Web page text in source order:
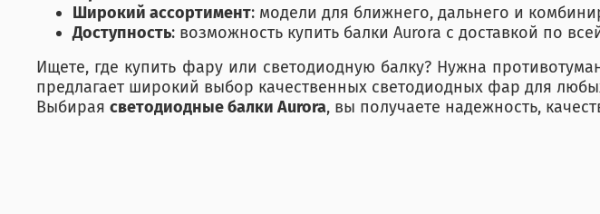
Широкий ассортимент: модели для ближнего, дальнего и
Доступность: возможность купить балки Aurora с доставкой по
Ищете, где купить фару или светодиодную балку? Нужна
предлагает широкий выбор качественных светодиодных фар для
Выбирая светодиодные балки Aurora, вы получаете надежность,